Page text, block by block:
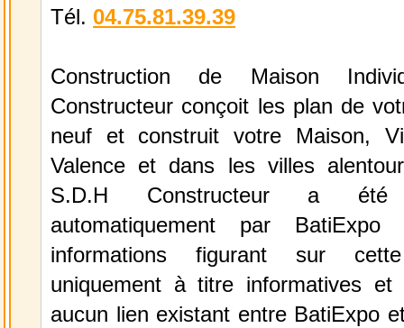
Tél. 04.75.81.39.39
Construction de Maison
Constructeur conçoit les plan de
neuf et construit votre Maison,
Valence et dans les villes
S.D.H Constructeur a été
automatiquement par BatiExpo
informations figurant sur
uniquement à titre informatives et
aucun lien existant entre BatiExpo